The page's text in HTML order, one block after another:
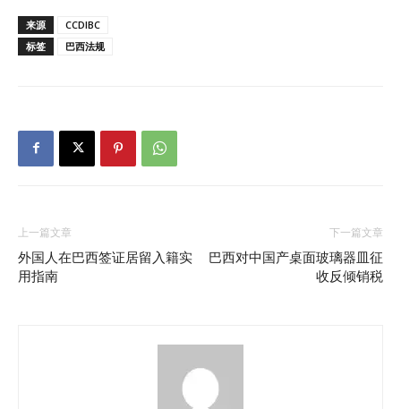
来源
CCDIBC
标签
巴西法规
上一篇文章
外国人在巴西签证居留入籍实
用指南
下一篇文章
巴西对中国产桌面玻璃器皿征
收反倾销税